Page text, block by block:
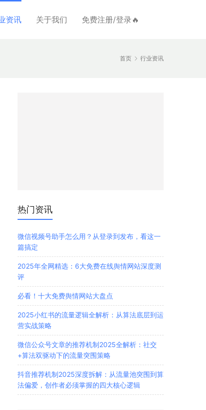
资讯 关于我们 免费注册/登录🔥
首页 行业资讯
热门资讯
微信视频号助手怎么用？从登录到发布，看这一
篇搞定
2025年全网精选：6大免费在线舆情网站深度测
评
必看！十大免费舆情网站大盘点
2025小红书的流量逻辑全解析：从算法底层到运
营实战策略
微信公众号文章的推荐机制2025全解析：社交
+算法双驱动下的流量突围策略
抖音推荐机制2025深度拆解：从流量池突围到算
法偏爱，创作者必须掌握的四大核心逻辑